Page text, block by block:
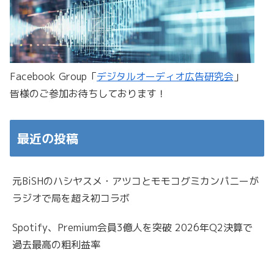
Facebook Group「デジタルオーディオ広告研究会 」
皆様のご参加お待ちしております！
最近の投稿
元BiSHのハシヤスメ・アツコとモモコグミカンパニーが
ラジオで局を超え初コラボ
Spotify、Premium会員3億人を突破 2026年Q2決算で
過去最高の粗利益率